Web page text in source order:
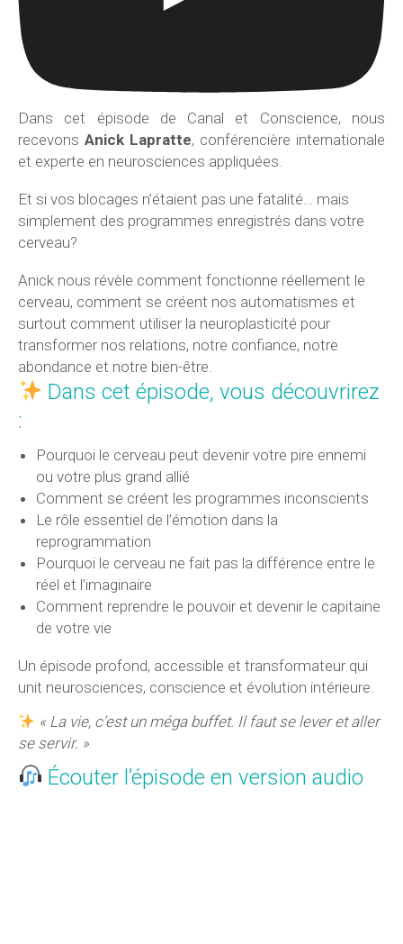
Dans cet épisode de Canal et Conscience, nous
recevons Anick Lapratte, conférencière internationale
et experte en neurosciences appliquées.
Et si vos blocages n’étaient pas une fatalité… mais
simplement des programmes enregistrés dans votre
cerveau?
Anick nous révèle comment fonctionne réellement le
cerveau, comment se créent nos automatismes et
surtout comment utiliser la neuroplasticité pour
transformer nos relations, notre confiance, notre
abondance et notre bien-être.
Dans cet épisode, vous découvrirez
:
Pourquoi le cerveau peut devenir votre pire ennemi
ou votre plus grand allié
Comment se créent les programmes inconscients
Le rôle essentiel de l’émotion dans la
reprogrammation
Pourquoi le cerveau ne fait pas la différence entre le
réel et l’imaginaire
Comment reprendre le pouvoir et devenir le capitaine
de votre vie
Un épisode profond, accessible et transformateur qui
unit neurosciences, conscience et évolution intérieure.
« La vie, c’est un méga buffet. Il faut se lever et aller
se servir. »
Écouter l’épisode en version audio